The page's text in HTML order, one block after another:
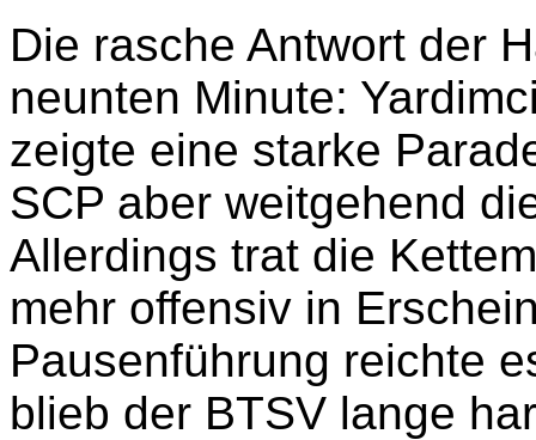
Die rasche Antwort der
neunten Minute:
zeigte eine starke
SCP aber weitgehend
Allerdings trat die
mehr offensiv in
Pausenführung reichte
blieb der BTSV lange